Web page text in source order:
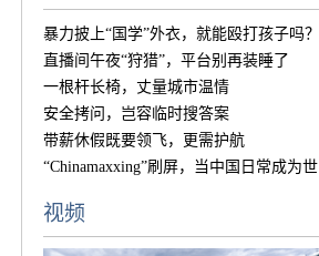
暴力披上“国学”外衣，就能殴打孩子吗？
直播间午夜“狩猎”，平台别再装睡了
一根杆长椅，丈量城市温情
安全拷问，岂容临时搜答案
带薪休假既要领飞，更需护航
“Chinamaxxing”刷屏，当中国日常成为世
视频